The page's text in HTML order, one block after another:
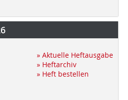
» Aktuelle Heftausgabe
» Heftarchiv
» Heft bestellen